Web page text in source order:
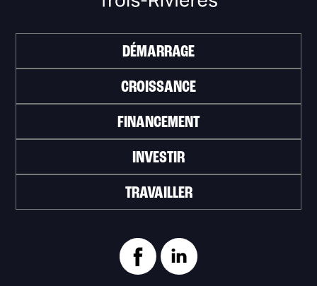
DÉMARRAGE
CROISSANCE
FINANCEMENT
INVESTIR
TRAVAILLER